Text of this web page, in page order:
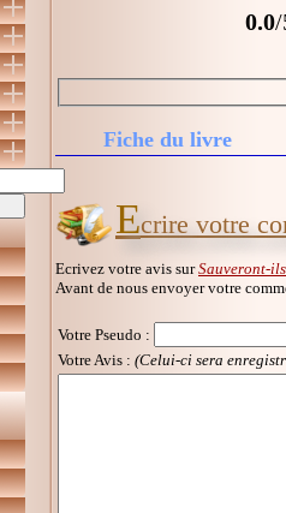
0.0/
Fiche du livre
Ecrire votre
Ecrivez votre avis surSauveront-
Avant de nous envoyer votre
Votre Pseudo :
Votre Avis : (Celui-ci sera